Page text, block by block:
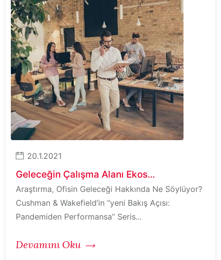
20.1.2021
Geleceğin Çalışma Alanı Ekos...
Araştırma, Ofisin Geleceği Hakkında Ne Söylüyor?
Cushman & Wakefield’in “yeni Bakış Açısı:
Pandemiden Performansa” Seris...
Devamını Oku